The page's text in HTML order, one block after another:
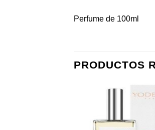
Perfume de 100ml
PRODUCTOS